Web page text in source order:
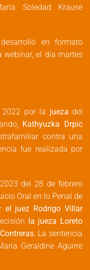
Soledad Krause
en formato
webinar, el día martes
2022 por la jueza del
Kathyuzka Drpic
contra una
fue realizada por
del 28 de febrero
Oral en lo Penal de
el juez Rodrigo Villar
la jueza Loreto
La sentencia
Geraldine Aguirre